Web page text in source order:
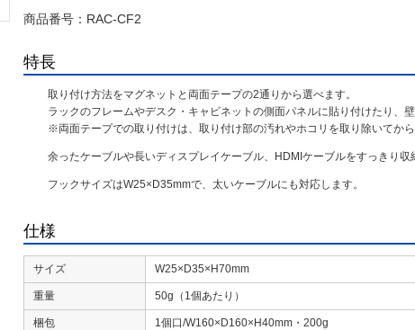
商品番号： RAC-CF2
特長
取り付け方法をマグネットと両面テープの2通りから選べます。
ラックのフレームやデスク・キャビネットの側面パネルに貼り付けたり、
※両面テープでの取り付けは、取り付け部の汚れやホコリを取り除いてから
余ったケーブルや長いディスプレイケーブル、HDMIケーブルをすっきり収
フックサイズはW25×D35mmで、太いケーブルにも対応します。
仕様
サイズ W25×D35×H70mm
重量 50g（1個あたり）
梱包 1個口/W160×D160×H40mm・200g